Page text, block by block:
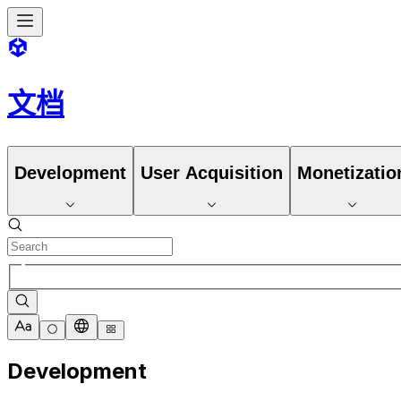
文档
Development User Acquisition
Development